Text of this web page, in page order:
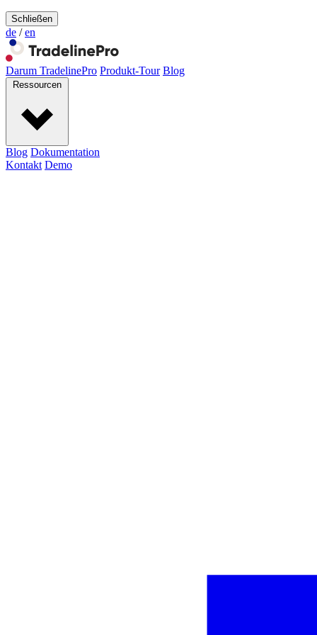
Schließen
de / en
Darum TradelinePro Produkt-Tour Blog
Ressourcen
Blog Dokumentation
Kontakt Demo